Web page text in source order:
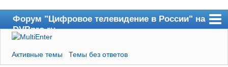
Форум "Цифровое телевидение в России" на
DVBpro.ru
Форум
Сайт DVBpro.ru
Активные темы Темы без ответов